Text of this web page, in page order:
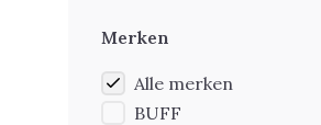
Merken
Alle merken
BUFF